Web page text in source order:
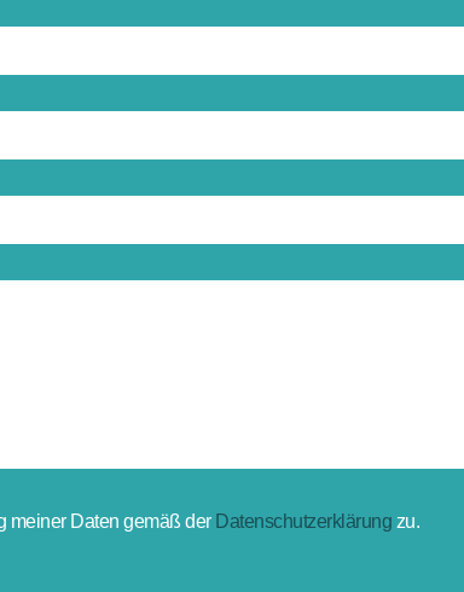
meiner Daten gemäß der Datenschutzerklärung zu.